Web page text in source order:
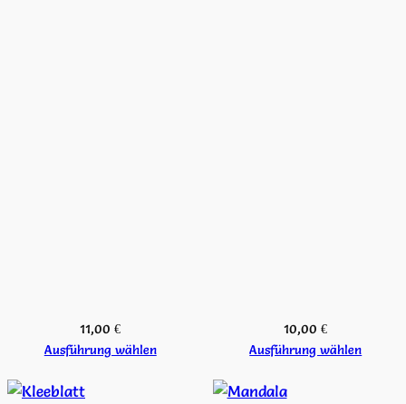
11,00€
Ausführung wählen
10,00€
Ausführung wählen